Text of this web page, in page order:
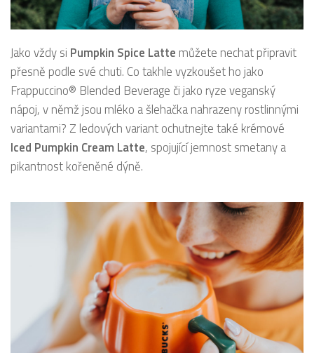
Jako vždy si Pumpkin Spice Latte můžete nechat připravit
přesně podle své chuti. Co takhle vyzkoušet ho jako
Frappuccino® Blended Beverage či jako ryze veganský
nápoj, v němž jsou mléko a šlehačka nahrazeny rostlinnými
variantami? Z ledových variant ochutnejte také krémové
Iced Pumpkin Cream Latte, spojující jemnost smetany a
pikantnost kořeněné dýně.